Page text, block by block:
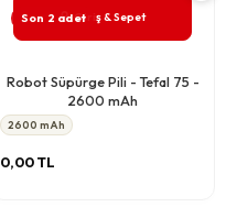
Son 2 adetGiriş & Sepet
Robot Süpürge Pili - Tefal 75 -
2600 mAh
2600 mAh
0,00 TL